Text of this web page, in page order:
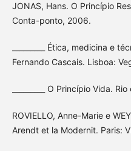
JONAS, Hans. O Princípio
Conta-ponto, 2006.
_________ Ética, medicina e
Fernando Cascais. Lisboa:
_________ O Princípio Vida.
ROVIELLO, Anne-Marie e
Arendt et la Modernit. Paris: